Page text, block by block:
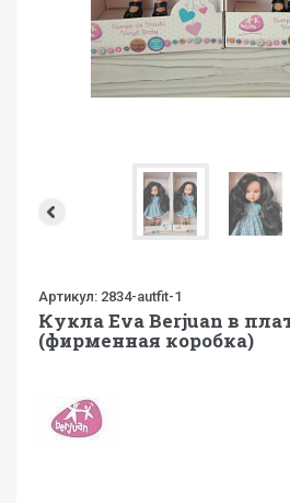
Артикул: 2834-autfit-1
Кукла Eva Berjuan в
(фирменная коробка)